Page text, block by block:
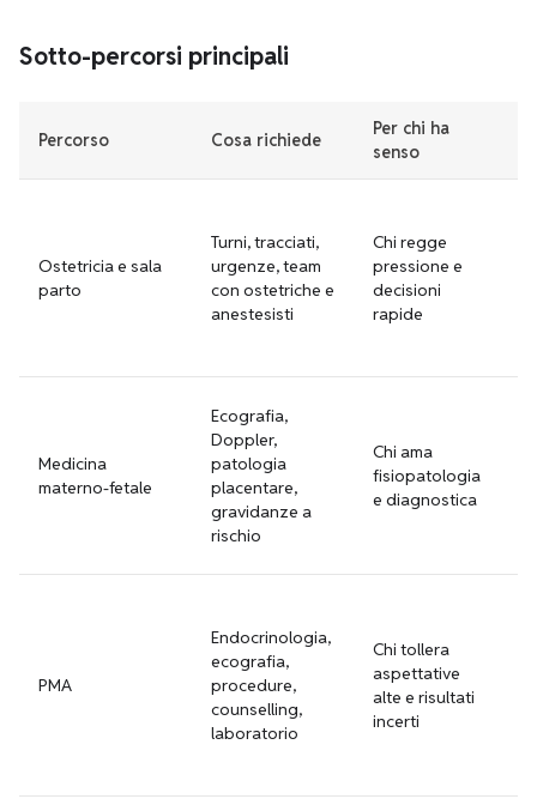
Sotto-percorsi principali
Percorso Cosa richiede
Per chi ha
senso
Ostetricia e sala
parto
Turni, tracciati,
urgenze, team
con ostetriche e
anestesisti
Chi regge
pressione e
decisioni
rapide
Medicina
materno-fetale
Ecografia,
Doppler,
patologia
placentare,
gravidanze a
rischio
Chi ama
fisiopatologia
e diagnostica
PMA
Endocrinologia,
ecografia,
procedure,
counselling,
laboratorio
Chi tollera
aspettative
alte e risultati
incerti